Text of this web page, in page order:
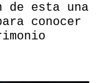
de esta una
conocer